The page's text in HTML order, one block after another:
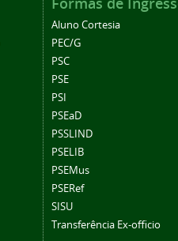
Aluno Cortesia
PEC/G
PSC
PSE
PSI
PSEaD
PSSLIND
PSELIB
PSEMus
PSERef
SISU
Transferência Ex-officio